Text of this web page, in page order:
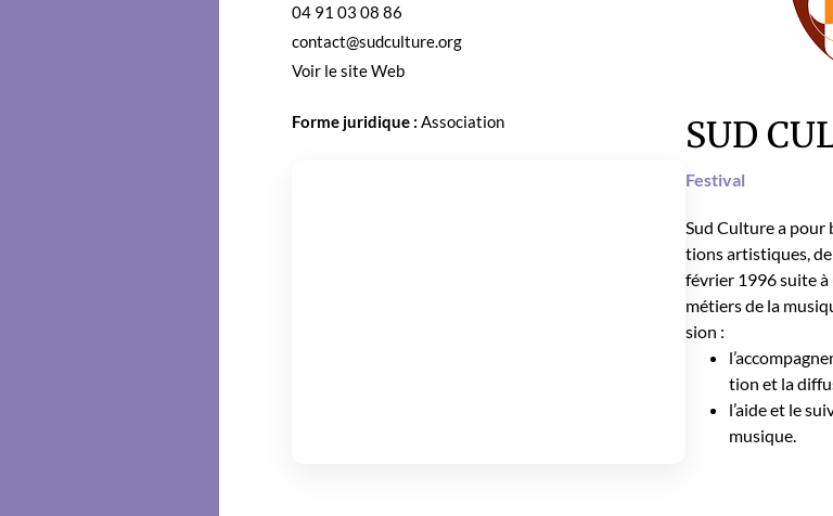
04 91 03 08 86
contact@sudculture.org
Voir le site Web
Forme juridique : Asso­ci­a­tion SUD
Fes­ti­val
Sud Cul­ture a
tions artis­tiques, de
févri­er 1996 suite
métiers de la
sion :
tion et la
l’aide et le
musique.